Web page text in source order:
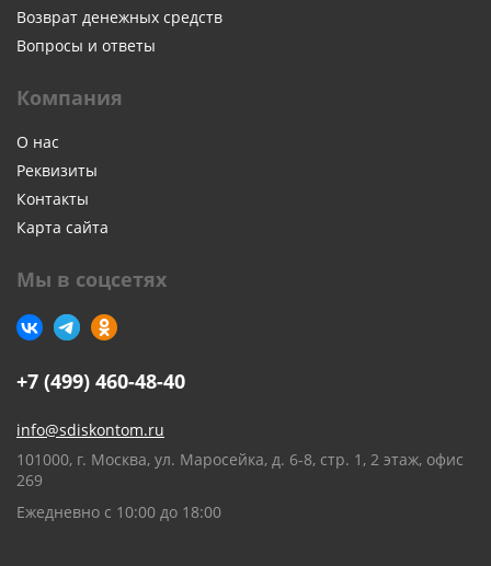
Возврат денежных средств
Вопросы и ответы
Компания
О нас
Реквизиты
Контакты
Карта сайта
Мы в соцсетях
+7 (499) 460-48-40
info@sdiskontom.ru
101000, г. Москва, ул. Маросейка, д. 6-8, стр. 1, 2 этаж, офис
269
Ежедневно с 10:00 до 18:00